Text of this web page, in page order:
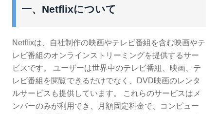
一、Netflixについて
Netflixは、自社制作の映画やテレビ番組を含む映画やテ
レビ番組のオンラインストリーミングを提供するサー
ビスです。 ユーザーは世界中のテレビ番組、映画、テ
レビ番組を閲覧できるだけでなく、DVD映画のレンタ
ルサービスも提供しています。 これらのサービスはメ
ンバーのみが利用でき、月額固定料金で、コンピュー